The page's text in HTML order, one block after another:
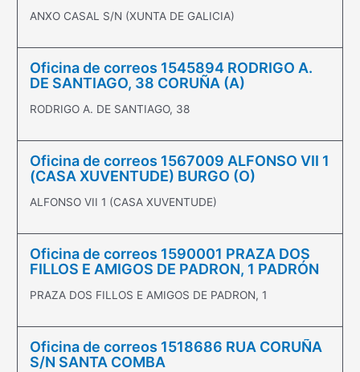
ANXO CASAL S/N (XUNTA DE GALICIA)
Oficina de correos 1545894 RODRIGO A.
DE SANTIAGO, 38 CORUÑA (A)
RODRIGO A. DE SANTIAGO, 38
Oficina de correos 1567009 ALFONSO VII 1
(CASA XUVENTUDE) BURGO (O)
ALFONSO VII 1 (CASA XUVENTUDE)
Oficina de correos 1590001 PRAZA DOS
FILLOS E AMIGOS DE PADRON, 1 PADRÓN
PRAZA DOS FILLOS E AMIGOS DE PADRON, 1
Oficina de correos 1518686 RUA CORUÑA
S/N SANTA COMBA